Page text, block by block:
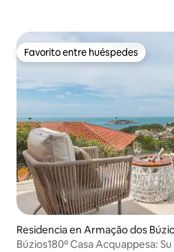
Favorito entre huéspedes
Favorito entre huéspedes
Residencia en Armação dos
Búzios180º Casa Acquappesa: